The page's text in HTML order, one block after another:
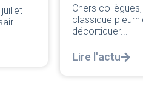
sa
la
réponse
04/08/2026|CRPN
réponse